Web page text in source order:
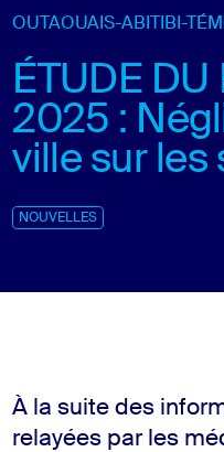
OUTAOUAIS-ABITIBI-
ÉTUDE DU
2025 :
ville sur les
NOUVELLES
À la suite des
relayées par les